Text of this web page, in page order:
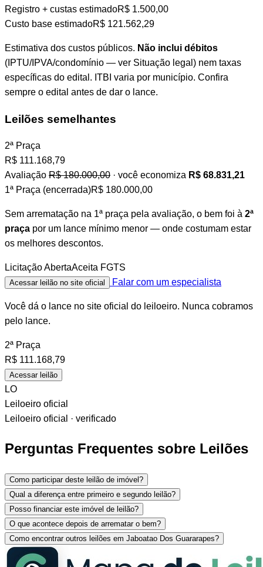
Registro + custas estimadoR$ 1.500,00
Custo base estimadoR$ 121.562,29
Estimativa dos custos públicos. Não inclui débitos
(IPTU/IPVA/condomínio — ver Situação legal) nem taxas
específicas do edital. ITBI varia por município. Confira
sempre o edital antes de dar o lance.
Leilões semelhantes
2ª Praça
R$ 111.168,79
Avaliação R$ 180.000,00 · você economiza R$ 68.831,21
1ª Praça (encerrada)R$ 180.000,00
Sem arrematação na 1ª praça pela avaliação, o bem foi à 2ª
praça por um lance mínimo menor — onde costumam estar
os melhores descontos.
Licitação AbertaAceita FGTS
Acessar leilão no site oficial Falar com um especialista
Você dá o lance no site oficial do leiloeiro. Nunca cobramos
pelo lance.
2ª Praça
R$ 111.168,79
Acessar leilão
LO
Leiloeiro oficial
Leiloeiro oficial · verificado
Perguntas Frequentes sobre Leilões
Como participar deste leilão de imóvel?
Qual a diferença entre primeiro e segundo leilão?
Posso financiar este imóvel de leilão?
O que acontece depois de arrematar o bem?
Como encontrar outros leilões em Jaboatao Dos Guararapes?